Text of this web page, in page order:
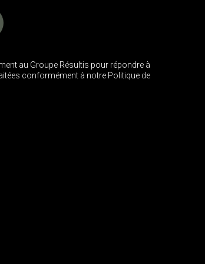
au Groupe Résultis pour répondre à
conformément à notre Politique de